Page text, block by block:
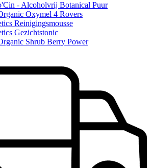
- Alcoholvrij Botanical Puur
Oxymel 4 Rovers
Reinigingsmousse
Gezichtstonic
Shrub Berry Power